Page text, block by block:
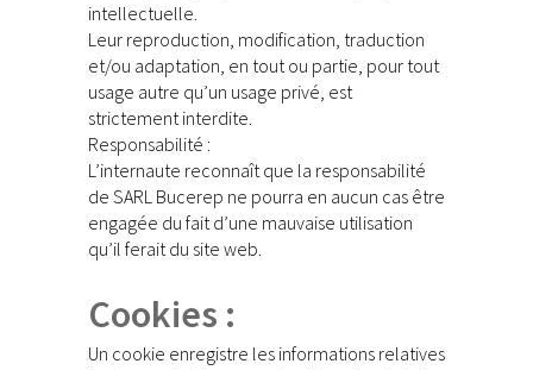
intellectuelle.
Leur reproduction, modification, traduction
et/ou adaptation, en tout ou partie, pour tout
usage autre qu’un usage privé, est
strictement interdite.
Responsabilité :
L’internaute reconnaît que la responsabilité
de SARL Bucerep ne pourra en aucun cas être
engagée du fait d’une mauvaise utilisation
qu’il ferait du site web.
Cookies :
Un cookie enregistre les informations relatives